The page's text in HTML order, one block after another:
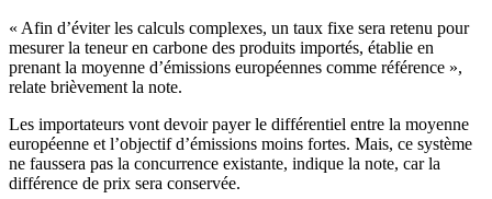
« Afin d’éviter les calculs complexes, un taux fixe sera retenu pour
mesurer la teneur en carbone des produits importés, établie en
prenant la moyenne d’émissions européennes comme référence »,
relate brièvement la note.
Les importateurs vont devoir payer le différentiel entre la moyenne
européenne et l’objectif d’émissions moins fortes. Mais, ce système
ne faussera pas la concurrence existante, indique la note, car la
différence de prix sera conservée.